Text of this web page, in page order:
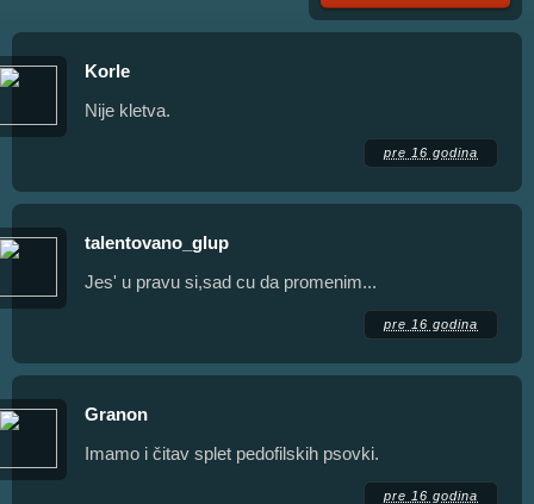
Korle
Nije kletva.
pre 16 godina
talentovano_glup
Jes' u pravu si,sad cu da promenim...
pre 16 godina
Granon
Imamo i čitav splet pedofilskih psovki.
pre 16 godina